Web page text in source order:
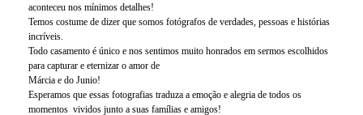
aconteceu nos mínimos detalhes!
Temos costume de dizer que somos fotógrafos de verdades, pessoas e histórias
incríveis.
Todo casamento é único e nos sentimos muito honrados em sermos escolhidos
para capturar e eternizar o amor de
Márcia e do Junio!
Esperamos que essas fotografias traduza a emoção e alegria de todos os
momentos vividos junto a suas famílias e amigos!